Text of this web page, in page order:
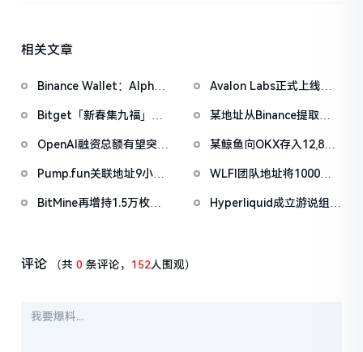
相关文章
Binance Wallet：Alpha
放申领，积分门槛242分
Avalon Labs正式上线
Bitget「新春集九福」活
USDT空投
某地址从Binance提取
722万美元
OpenAI融资总额有望突破
某鲸鱼向OKX存入12,840
Pump.fun关联地址9小时
PUMP
WLFI团队地址将1000万
BitMine再增持1.5万枚
Hyperliquid成立游说组织
评论 （共0 条评论， 152人围观）